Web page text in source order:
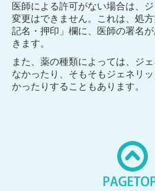
医師による許可がない場合は、
変更はできません。これは、処
記名・押印」欄に、医師の署名
きます。
また、薬の種類によっては、ジ
なかったり、そもそもジェネリ
かったりすることもあります。